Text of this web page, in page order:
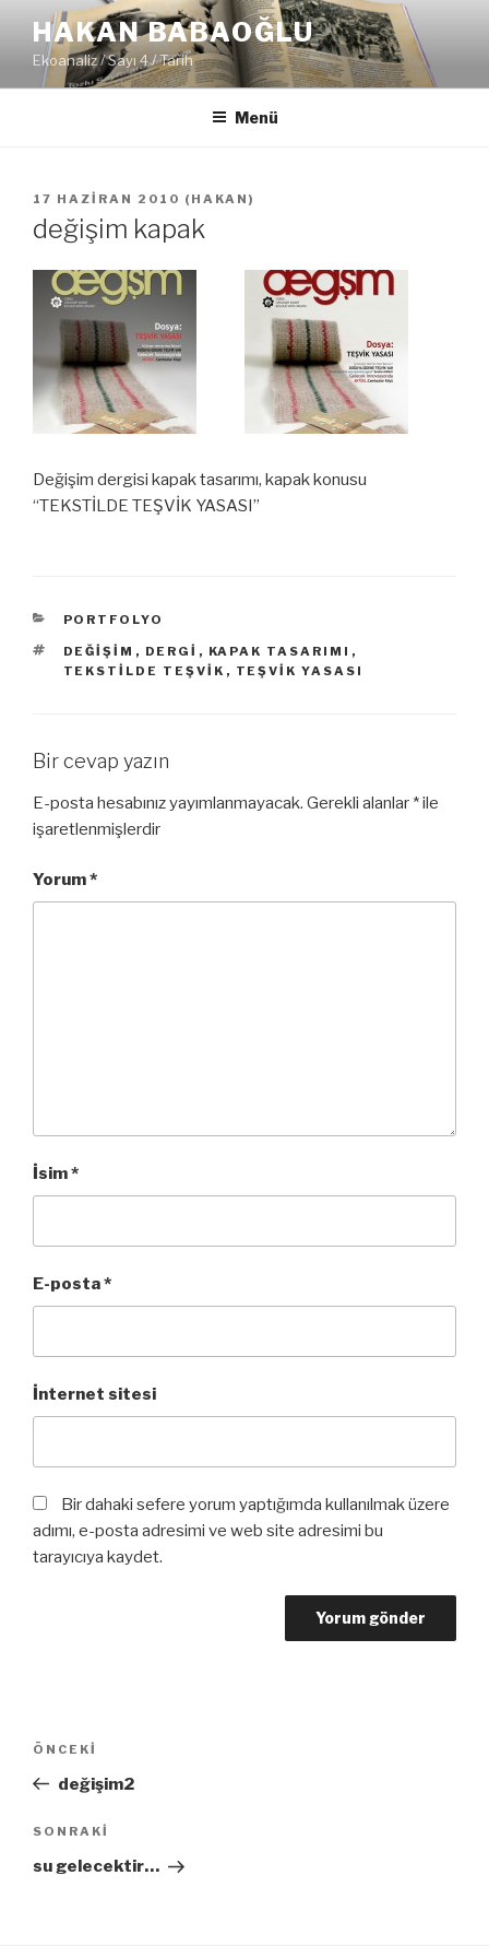
HAKAN BABAOĞLU
Ekoanaliz / Sayı 4 / Tarih
Menü
YAYIM
TARIHI
17 HAZIRAN 2010 ( HAKAN )
değişim kapak
Değişim dergisi kapak tasarımı, kapak konusu
“TEKSTİLDE TEŞVİK YASASI”
KATEGORILER
PORTFOLYO
ETIKETLER
DEĞIŞIM , DERGI , KAPAK TASARIMI ,
TEKSTILDE TEŞVIK , TEŞVIK YASASI
Bir cevap yazın
E-posta hesabınız yayımlanmayacak. Gerekli alanlar *ile
işaretlenmişlerdir
Yorum*
İsim*
E-posta*
İnternet sitesi
Bir dahaki sefere yorum yaptığımda kullanılmak üzere
adımı, e-posta adresimi ve web site adresimi bu
tarayıcıya kaydet.
Yazı
Önceki
Yazı
ÖNCEKI
değişim2
Sonraki
Yazı
SONRAKI
su gelecektir…